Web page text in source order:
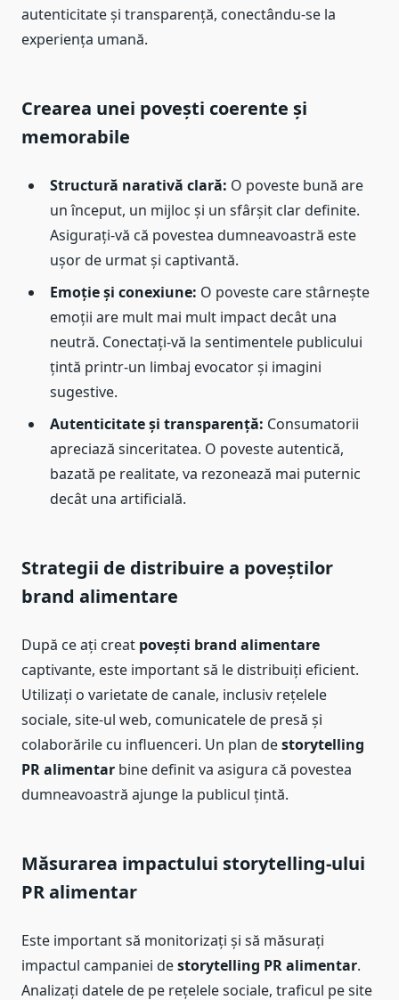
autenticitate și transparență, conectându-se la
experiența umană.
Crearea unei povești coerente și
memorabile
Structură narativă clară: O poveste bună are
un început, un mijloc și un sfârșit clar definite.
Asigurați-vă că povestea dumneavoastră este
ușor de urmat și captivantă.
Emoție și conexiune: O poveste care stârnește
emoții are mult mai mult impact decât una
neutră. Conectați-vă la sentimentele publicului
țintă printr-un limbaj evocator și imagini
sugestive.
Autenticitate și transparență: Consumatorii
apreciază sinceritatea. O poveste autentică,
bazată pe realitate, va rezonează mai puternic
decât una artificială.
Strategii de distribuire a poveștilor
brand alimentare
După ce ați creat povești brand alimentare
captivante, este important să le distribuiți eficient.
Utilizați o varietate de canale, inclusiv rețelele
sociale, site-ul web, comunicatele de presă și
colaborările cu influenceri. Un plan destorytelling
PR alimentar bine definit va asigura că povestea
dumneavoastră ajunge la publicul țintă.
Măsurarea impactului storytelling-ului
PR alimentar
Este important să monitorizați și să măsurați
impactul campaniei destorytelling PR alimentar.
Analizați datele de pe rețelele sociale, traficul pe site